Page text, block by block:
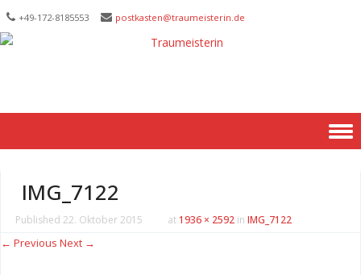
+49-172-­8185553 postkasten@traumeisterin.de
IMG_7122
Published 22. Oktober 2015 at1936 × 2592 in IMG_7122
← Previous Next →